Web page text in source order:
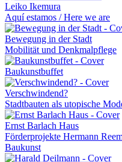
Leiko Ikemura
Aquí estamos / Here we are
Bewegung in der Stadt
Mobilität und Denkmalpflege
Baukunstbuffet
Verschwindend?
Stadtbauten als utopische
Ernst Barlach Haus
Förderprojekte Hermann
Baukunst